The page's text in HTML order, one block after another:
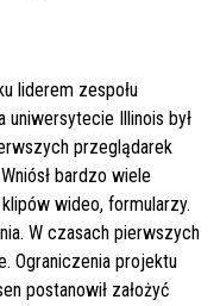
liderem zespołu
Illinois był
przeglądarek
bardzo wiele
wideo, formularzy.
W czasach pierwszych
Ograniczenia projektu
postanowił założyć